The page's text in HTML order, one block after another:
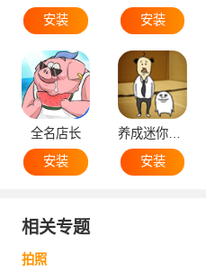
安装
安装
全名店长
安装
安装
相关专题
拍照